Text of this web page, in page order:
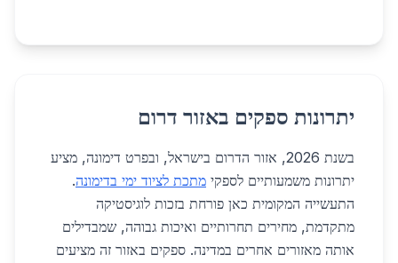
יתרונות ספקים באזור דרום
בשנת 2026, אזור הדרום בישראל, ובפרט דימונה, מציע
יתרונות משמעותיים לספקי מתכת לציוד ימי בדימונה.
התעשייה המקומית כאן פורחת בזכות לוגיסטיקה
מתקדמת, מחירים תחרותיים ואיכות גבוהה, שמבדילים
אותה מאזורים אחרים במדינה. ספקים באזור זה מציעים